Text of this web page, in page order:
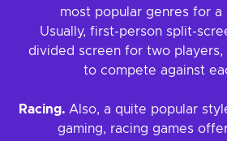
most popular genres for a
Usually, first-person split-
divided screen for two players,
to compete against
Racing. Also, a quite popular
gaming, racing games